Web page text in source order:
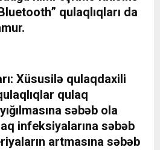
qulaqlıqları da
Xüsusilə qulaqdaxili
qulaq
səbəb ola
infeksiyalarına səbəb
artmasına səbəb